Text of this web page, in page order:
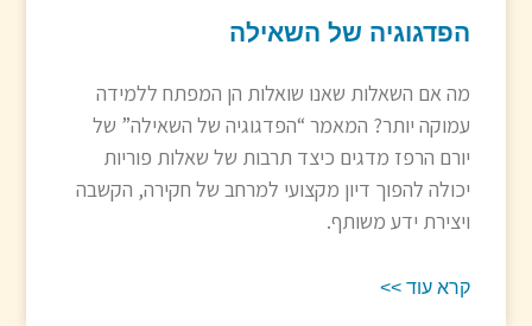
הפדגוגיה של השאילה
מה אם השאלות שאנו שואלות הן המפתח ללמידה
עמוקה יותר? המאמר “הפדגוגיה של השאילה” של
יורם הרפז מדגים כיצד תרבות של שאלות פוריות
יכולה להפוך דיון מקצועי למרחב של חקירה, הקשבה
ויצירת ידע משותף.
קרא עוד >>